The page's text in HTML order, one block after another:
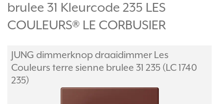
brulee 31 Kleurcode 235 LES
COULEURS® LE CORBUSIER
JUNG dimmerknop draaidimmer Les
Couleurs terre sienne brulee 31 235 (LC 1740
235)